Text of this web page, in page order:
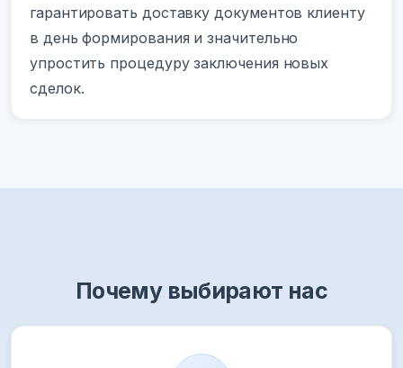
гарантировать доставку документов клиенту
в день формирования и значительно
упростить процедуру заключения новых
сделок.
Почему выбирают нас